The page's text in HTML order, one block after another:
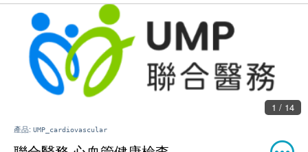
1 / 14
產品: UMP_cardiovascular